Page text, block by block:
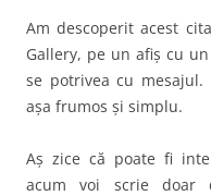
Am descoperit acest
Gallery, pe un afiș cu
se potrivea cu
așa frumos și simplu.
Aș zice că poate fi
acum voi scrie doar